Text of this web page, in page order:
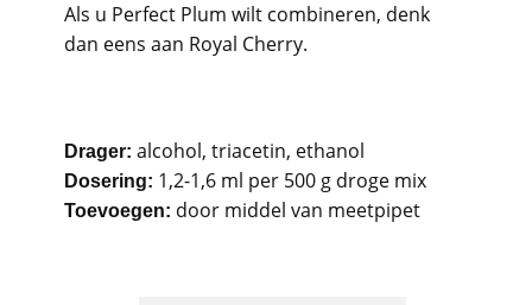
Als u Perfect Plum wilt combineren, denk
dan eens aan Royal Cherry.
Drager: alcohol, triacetin, ethanol
Dosering: 1,2-1,6 ml per 500 g droge mix
Toevoegen: door middel van meetpipet